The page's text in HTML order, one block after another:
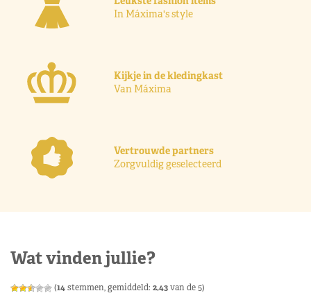
In Máxima's style
Kijkje in de kledingkast
Van Máxima
Vertrouwde partners
Zorgvuldig geselecteerd
Wat vinden jullie?
(14stemmen, gemiddeld: 2,43van de 5)